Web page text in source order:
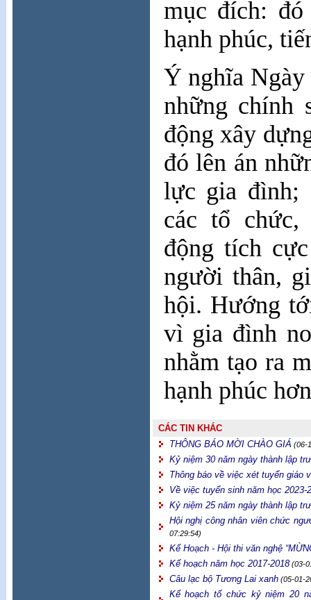
mục đích:
hạnh phúc,
Ý nghĩa Ngày
những chính
động xây
đó lên án
lực gia đình;
các tổ chức,
động tích
người thân,
hội. Hướng
vì gia đình
nhằm tạo ra
hạnh phúc
CÁC TIN KHÁC
THÔNG BÁO MỜI CHÀO GIÁ (06-
Kỷ niệm 30 năm ngày thành lập
Thông báo về việc xét tuyển giáo
Về việc tuyển sinh năm học 2023-
Kỷ niệm 25 năm ngày thành lập
Hội nghị công nhân viên chức
07:29:54)
Kế Hoạch - Hội thi văn nghệ
Kế hoạch năm học 2017-2018 (03-
Câu lạc bộ Tương Lai xanh (05-01-
Kế hoạch tổ chức kỷ niệm 20